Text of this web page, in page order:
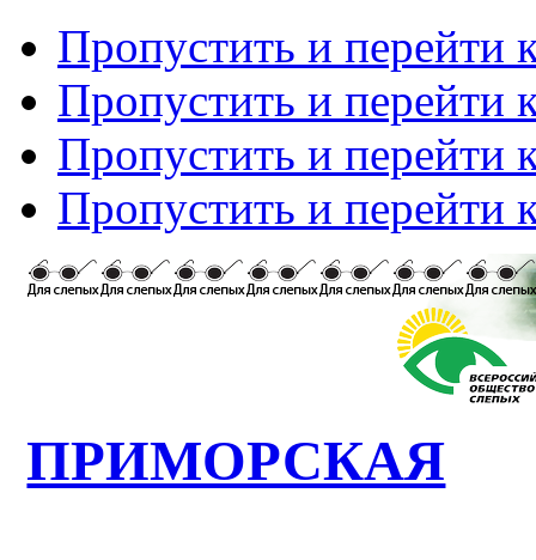
Пропустить и перейти
Пропустить и перейти
Пропустить и перейти
Пропустить и перейти
ПРИМОРСКАЯ